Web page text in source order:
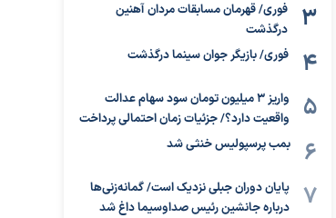
فوری/ قهرمان مسابقات مردان آهنین
درگذشت
فوری/ بازیگر جوان سینما درگذشت
واریز ۳ میلیون تومان سود سهام عدالت
واقعیت دارد؟/ جزئیات زمان احتمالی پرداخت
بمب پرسپولیس خنثی شد
پایان دوران جبلی نزدیک است/ گمانه‌زنی‌ها
درباره جانشین رئیس صداوسیما داغ شد